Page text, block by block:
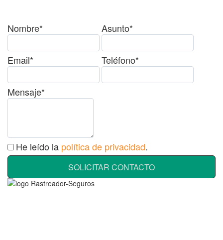
Nombre* Asunto*
Email* Teléfono*
Mensaje*
He leído la política de privacidad.
SOLICITAR CONTACTO